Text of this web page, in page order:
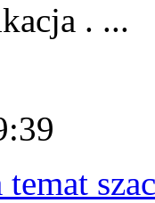
. ...
temat